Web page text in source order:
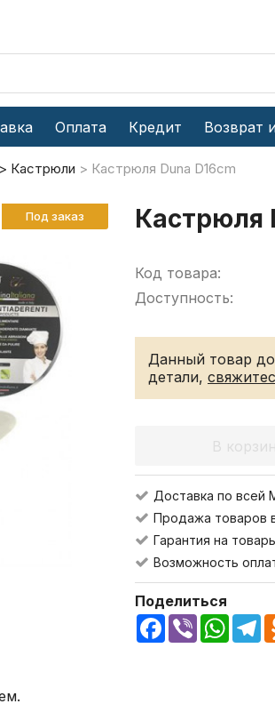
Оплата Кредит Возврат
Кастрюли Кастрюля Duna D16cm
Под заказ Кастрюля
Код товара:
Доступность:
Данный товар
детали,
В
Доставка по всей
Продажа товаров
Гарантия на
Возможность
Поделиться
Facebook
Viber